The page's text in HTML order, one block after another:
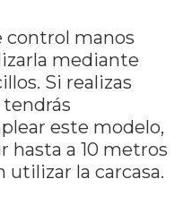
control manos
mediante
Si realizas
este modelo,
hasta a 10 metros
utilizar la carcasa.